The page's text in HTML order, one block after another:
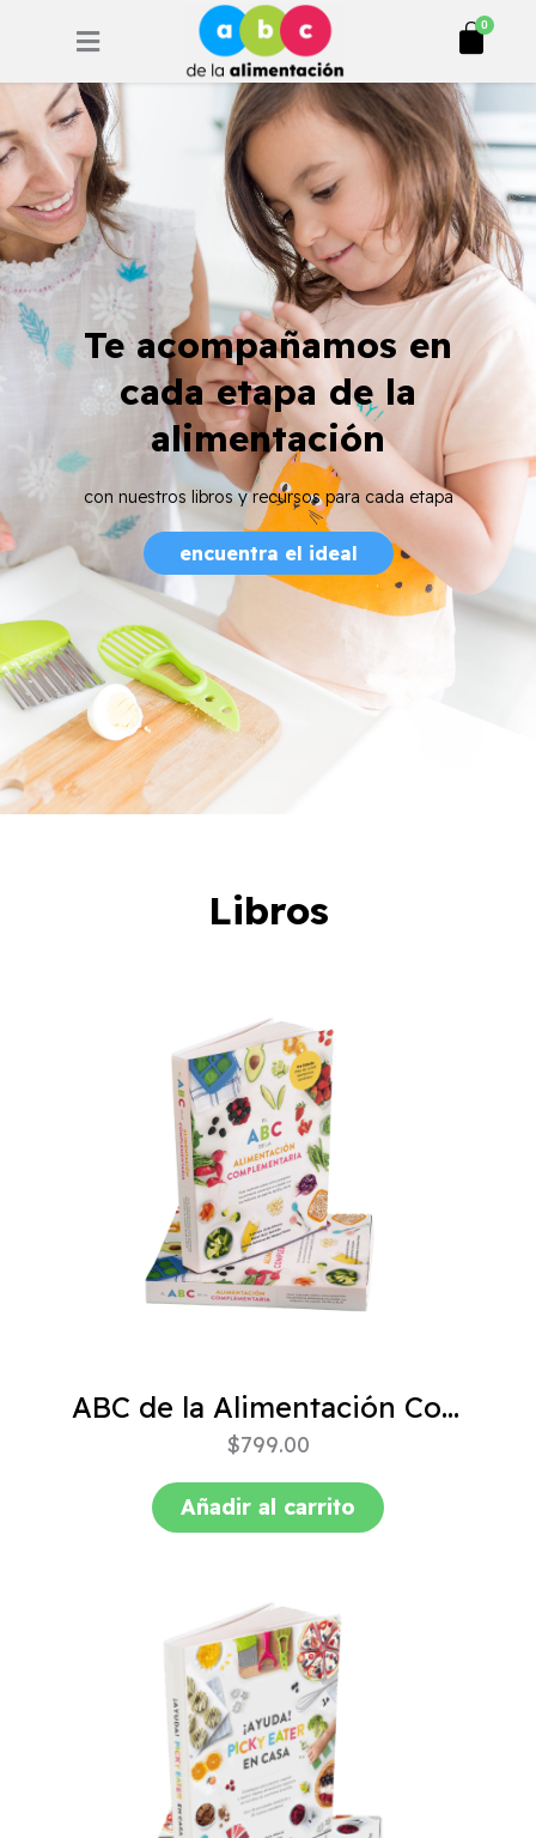
0
Cart
Te acompañamos en
cada etapa de la
alimentación
con nuestros libros y recursos para cada etapa
encuentra el ideal
Libros
ABC de la Alimentación Complementaria 4ta edición
$799.00
Añadir al carrito